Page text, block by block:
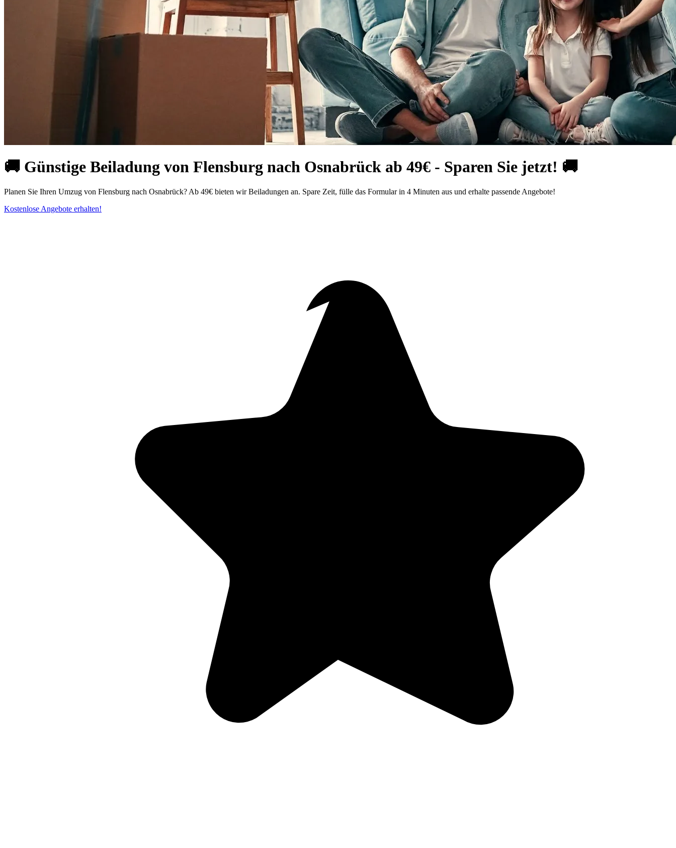
🚚 Günstige Beiladung von Flensburg nach Osnabrück ab 49€ - Sparen Sie jetzt! 🚚
Planen Sie Ihren Umzug von Flensburg nach Osnabrück? Ab 49€ bieten wir Beiladungen an. Spare Zeit, fülle das Formular in 4 Minuten aus und erhalte passende Angebote!
Kostenlose Angebote erhalten!